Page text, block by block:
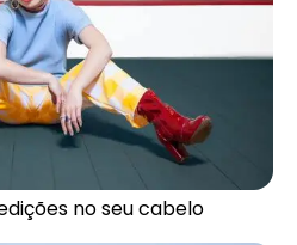
no seu cabelo